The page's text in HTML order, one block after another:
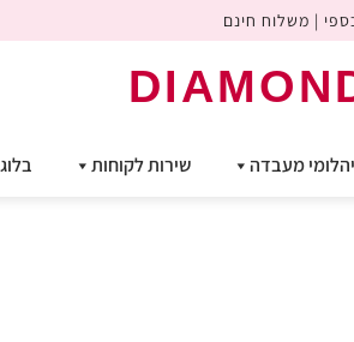
יהלומי מעבדה שירות לקוחות בלוג